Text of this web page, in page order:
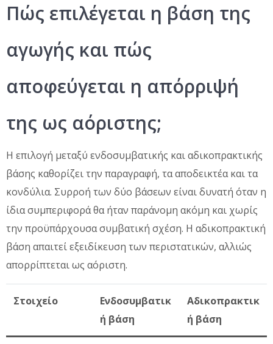
Πώς επιλέγεται η βάση της
αγωγής και πώς
αποφεύγεται η απόρριψή
της ως αόριστης;
Η επιλογή μεταξύ ενδοσυμβατικής και αδικοπρακτικής
βάσης καθορίζει την παραγραφή, τα αποδεικτέα και τα
κονδύλια. Συρροή των δύο βάσεων είναι δυνατή όταν η
ίδια συμπεριφορά θα ήταν παράνομη ακόμη και χωρίς
την προϋπάρχουσα συμβατική σχέση. Η αδικοπρακτική
βάση απαιτεί εξειδίκευση των περιστατικών, αλλιώς
απορρίπτεται ως αόριστη.
Στοιχείο
Ενδοσυμβατικ
ή βάση
Αδικοπρακτικ
ή βάση